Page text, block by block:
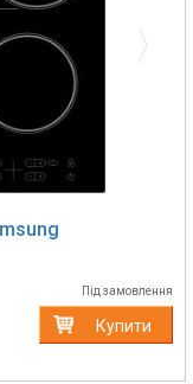
Під замовлення
Купити